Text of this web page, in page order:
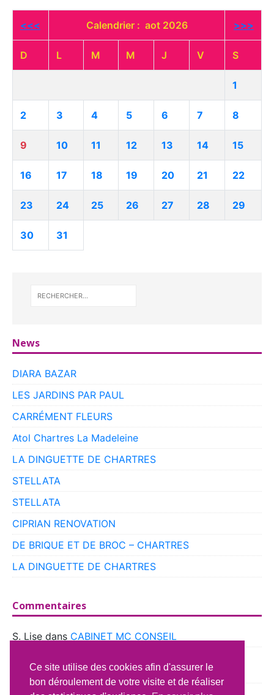
<<< Calendrier : aot 2026 >>>
D L M M J V S
1
2 3 4 5 6 7 8
9 10 11 12 13 14 15
16 17 18 19 20 21 22
23 24 25 26 27 28 29
30 31
News
DIARA BAZAR
LES JARDINS PAR PAUL
CARRÉMENT FLEURS
Atol Chartres La Madeleine
LA DINGUETTE DE CHARTRES
STELLATA
STELLATA
CIPRIAN RENOVATION
DE BRIQUE ET DE BROC – CHARTRES
LA DINGUETTE DE CHARTRES
Commentaires
S. Lise dans CABINET MC CONSEIL
BEAUCE
Ce site utilise des cookies afin d'assurer le
bon déroulement de votre visite et de réaliser